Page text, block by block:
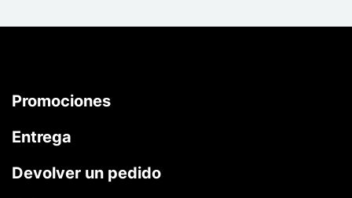
Promociones
Entrega
Devolver un pedido